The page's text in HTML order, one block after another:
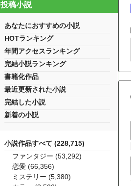
投稿小説
あなたにおすすめの小説
HOTランキング
年間アクセスランキング
完結小説ランキング
書籍化作品
最近更新された小説
完結した小説
新着の小説
小説作品すべて (228,715)
ファンタジー (53,292)
恋愛 (66,356)
ミステリー (5,380)